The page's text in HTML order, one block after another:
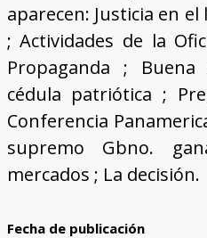
aparecen: Justicia en
; Actividades de la
Propaganda ;
cédula patriótica ;
Conferencia
supremo Gbno.
mercados ; La decisión.
Fecha de publicación